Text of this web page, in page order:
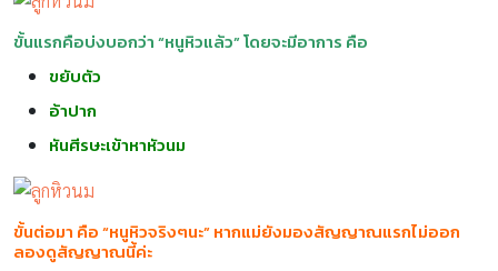
ขั้นแรกคือบ่งบอกว่า “หนูหิวแล้ว” โดยจะมีอาการ คือ
ขยับตัว
อ้าปาก
หันศีรษะเข้าหาหัวนม
ขั้นต่อมา คือ “หนูหิวจริงๆนะ” หากแม่ยังมองสัญญาณแรกไม่ออก
ลองดูสัญญาณนี้ค่ะ